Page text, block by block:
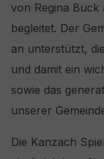
von Regina
begleitet. Der
an unterstützt,
und damit ein
sowie das
unserer
Die Kanzach